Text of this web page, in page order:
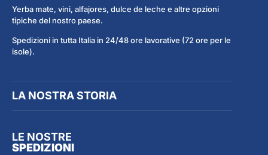
Yerba mate, vini, alfajores, dulce de leche e altre opzioni
tipiche del nostro paese.
Spedizioni in tutta Italia in 24/48 ore lavorative (72 ore per le
isole).
LA NOSTRA STORIA
LE NOSTRE
SPEDIZIONI